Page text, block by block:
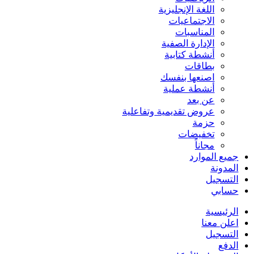
اللغة الإنجليزية
الاجتماعيات
المناسبات
الإدارة الصفية
أنشطة كتابية
بطاقات
اصنعها بنفسك
أنشطة عملية
عن بعد
عروض تقديمية وتفاعلية
حزمة
تخفيضات
مجاناً
جميع الموارد
المدونة
التسجيل
حسابي
الرئيسية
اعلن معنا
التسجيل
الدفع